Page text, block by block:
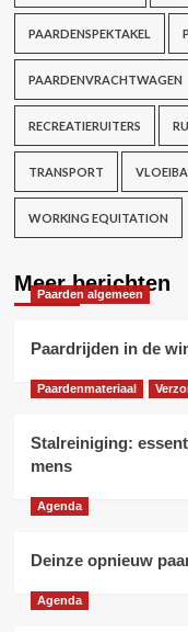
PAARDENSPEKTAKEL
PAARDENVRACHTWAGEN
RECREATIERUITERS
TRANSPORT
WORKING EQUITATION
Meer berichten
Paarden algemeen
Paardrijden in de
Paardenmateriaal
Stalreiniging:
mens
Agenda
Deinze opnieuw
Agenda